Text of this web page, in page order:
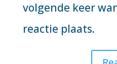
volgende keer
reactie plaats.